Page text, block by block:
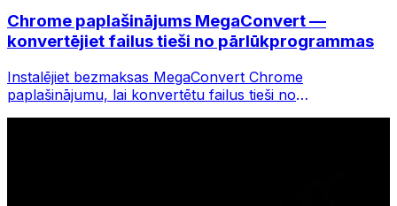
Chrome paplašinājums MegaConvert —
konvertējiet failus tieši no pārlūkprogrammas
Instalējiet bezmaksas MegaConvert Chrome
paplašinājumu, lai konvertētu failus tieši no